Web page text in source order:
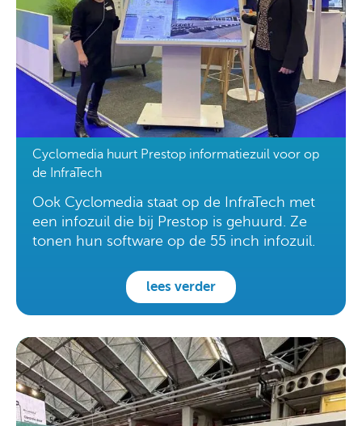
Cyclomedia huurt Prestop informatiezuil voor op
de InfraTech
Ook Cyclomedia staat op de InfraTech met
een infozuil die bij Prestop is gehuurd. Ze
tonen hun software op de 55 inch infozuil.
lees verder